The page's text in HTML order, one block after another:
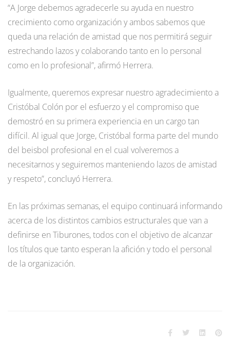
“A Jorge debemos agradecerle su ayuda en nuestro
crecimiento como organización y ambos sabemos que
queda una relación de amistad que nos permitirá seguir
estrechando lazos y colaborando tanto en lo personal
como en lo profesional”, afirmó Herrera.
Igualmente, queremos expresar nuestro agradecimiento a
Cristóbal Colón por el esfuerzo y el compromiso que
demostró en su primera experiencia en un cargo tan
difícil. Al igual que Jorge, Cristóbal forma parte del mundo
del beisbol profesional en el cual volveremos a
necesitarnos y seguiremos manteniendo lazos de amistad
y respeto”, concluyó Herrera.
En las próximas semanas, el equipo continuará informando
acerca de los distintos cambios estructurales que van a
definirse en Tiburones, todos con el objetivo de alcanzar
los títulos que tanto esperan la afición y todo el personal
de la organización.